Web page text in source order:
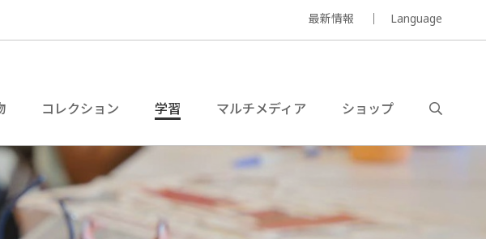
最新情報 Language
コレクション 学習 マルチメディア ショップ